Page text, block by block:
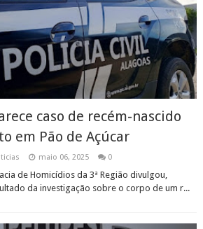
caso de recém-nascido
em Pão de Açúcar
maio 06, 2025 0
de Homicídios da 3ª Região divulgou,
da investigação sobre o corpo de um r...